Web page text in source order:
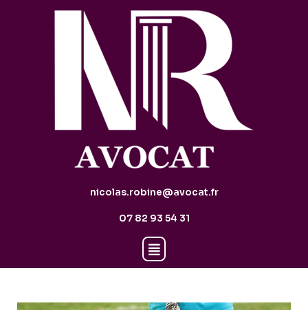
nicolas.robine@avocat.fr
07 82 93 54 31